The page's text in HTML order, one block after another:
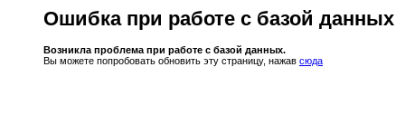
Ошибка при работе с базой данных
Возникла проблема при работе с базой данных.
Вы можете попробовать обновить эту страницу, нажав сюда